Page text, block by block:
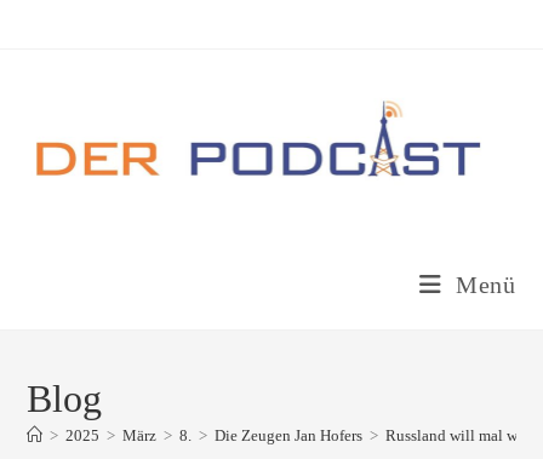
Menü
Blog
> 2025 > März > 8. > Die Zeugen Jan Hofers > Russland will mal